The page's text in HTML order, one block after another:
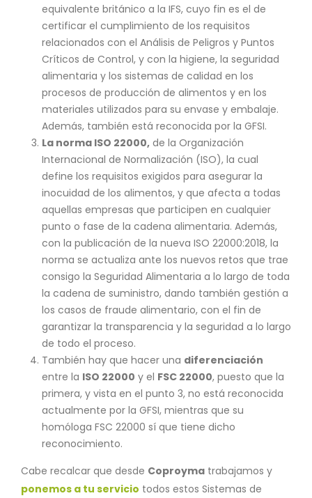
equivalente británico a la IFS, cuyo fin es el de
certificar el cumplimiento de los requisitos
relacionados con el Análisis de Peligros y Puntos
Críticos de Control, y con la higiene, la seguridad
alimentaria y los sistemas de calidad en los
procesos de producción de alimentos y en los
materiales utilizados para su envase y embalaje.
Además, también está reconocida por la GFSI.
La norma ISO 22000,de la Organización
Internacional de Normalización (ISO), la cual
define los requisitos exigidos para asegurar la
inocuidad de los alimentos, y que afecta a todas
aquellas empresas que participen en cualquier
punto o fase de la cadena alimentaria. Además,
con la publicación de la nueva ISO 22000:2018, la
norma se actualiza ante los nuevos retos que trae
consigo la Seguridad Alimentaria a lo largo de toda
la cadena de suministro, dando también gestión a
los casos de fraude alimentario, con el fin de
garantizar la transparencia y la seguridad a lo largo
de todo el proceso.
También hay que hacer una diferenciación
entre la ISO 22000 y el FSC 22000, puesto que la
primera, y vista en el punto 3, no está reconocida
actualmente por la GFSI, mientras que su
homóloga FSC 22000 sí que tiene dicho
reconocimiento.
Cabe recalcar que desde Coproyma trabajamos y
ponemos a tu servicio todos estos Sistemas de